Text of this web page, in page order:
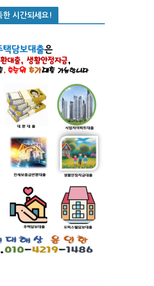
한 시간되세요!